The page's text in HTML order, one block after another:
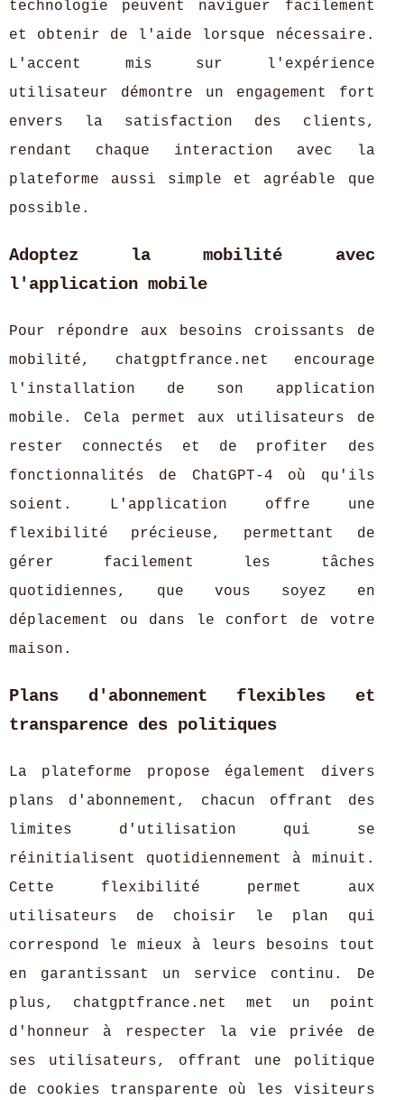
technologie peuvent naviguer facilement
et obtenir de l'aide lorsque nécessaire.
L'accent mis sur l'expérience
utilisateur démontre un engagement fort
envers la satisfaction des clients,
rendant chaque interaction avec la
plateforme aussi simple et agréable que
possible.
Adoptez la mobilité avec
l'application mobile
Pour répondre aux besoins croissants de
mobilité, chatgptfrance.net encourage
l'installation de son application
mobile. Cela permet aux utilisateurs de
rester connectés et de profiter des
fonctionnalités de ChatGPT-4 où qu'ils
soient. L'application offre une
flexibilité précieuse, permettant de
gérer facilement les tâches
quotidiennes, que vous soyez en
déplacement ou dans le confort de votre
maison.
Plans d'abonnement flexibles et
transparence des politiques
La plateforme propose également divers
plans d'abonnement, chacun offrant des
limites d'utilisation qui se
réinitialisent quotidiennement à minuit.
Cette flexibilité permet aux
utilisateurs de choisir le plan qui
correspond le mieux à leurs besoins tout
en garantissant un service continu. De
plus, chatgptfrance.net met un point
d'honneur à respecter la vie privée de
ses utilisateurs, offrant une politique
de cookies transparente où les visiteurs